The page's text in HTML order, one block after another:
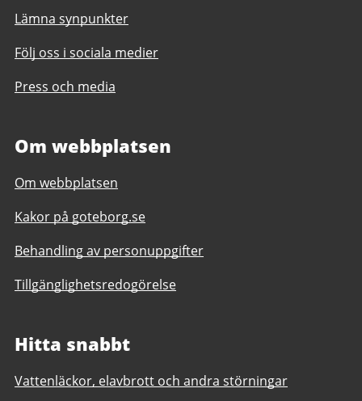
Lämna synpunkter
Följ oss i sociala medier
Press och media
Om webbplatsen
Om webbplatsen
Kakor på goteborg.se
Behandling av personuppgifter
Tillgänglighetsredogörelse
Hitta snabbt
Vattenläckor, elavbrott och andra störningar